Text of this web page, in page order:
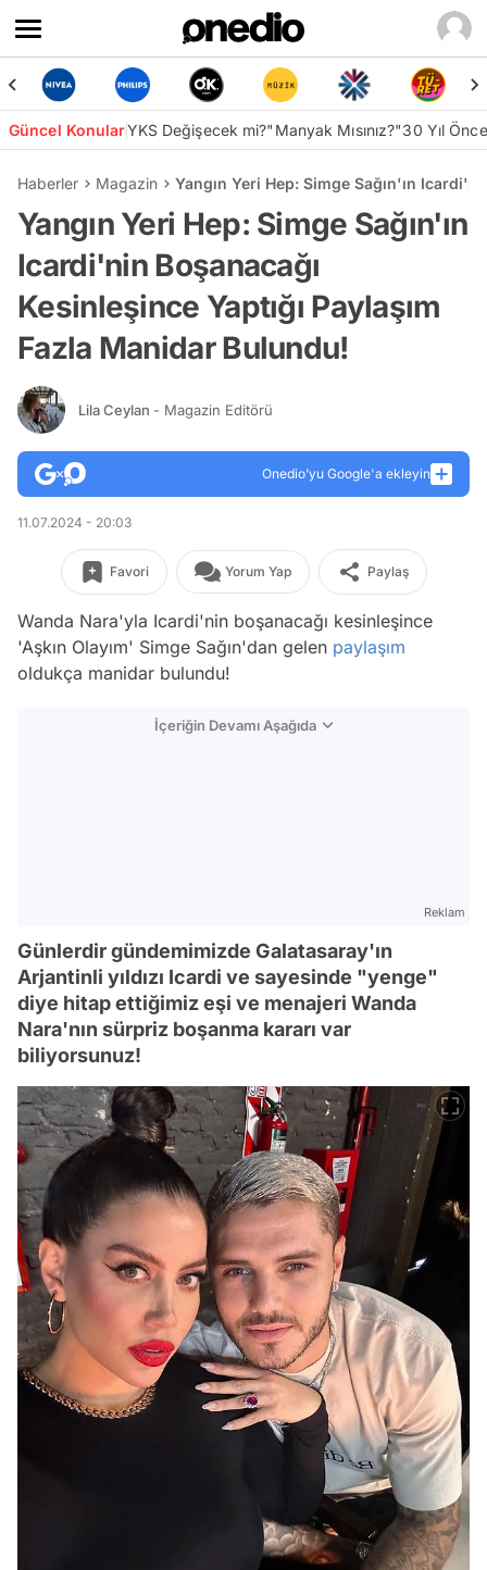
Güncel KonularYKS Değişecek mi?"Manyak Mısınız?"30 Yıl
Haberler Magazin Yangın Yeri Hep: Simge Sağın'ın
Yangın Yeri Hep: Simge Sağın'ın
Icardi'nin Boşanacağı
Kesinleşince Yaptığı Paylaşım
Fazla Manidar Bulundu!
Lila Ceylan - Magazin Editörü
Onedio’yu Google'a ekleyin
11.07.2024 - 20:03
Favori Yorum Yap Paylaş
Wanda Nara'yla Icardi'nin boşanacağı kesinleşince
'Aşkın Olayım' Simge Sağın'dan gelen paylaşım
oldukça manidar bulundu!
İçeriğin Devamı Aşağıda
Reklam
Günlerdir gündemimizde Galatasaray'ın
Arjantinli yıldızı Icardi ve sayesinde "yenge"
diye hitap ettiğimiz eşi ve menajeri Wanda
Nara'nın sürpriz boşanma kararı var
biliyorsunuz!